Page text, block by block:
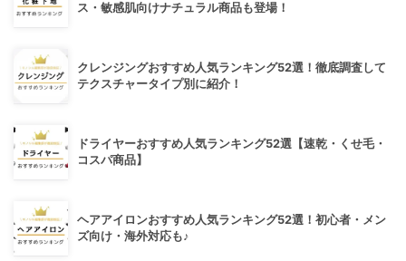
ス・敏感肌向けナチュラル商品も登場！
クレンジングおすすめ人気ランキング52選！徹底調査して
テクスチャータイプ別に紹介！
ドライヤーおすすめ人気ランキング52選【速乾・くせ毛・
コスパ商品】
ヘアアイロンおすすめ人気ランキング52選！初心者・メン
ズ向け・海外対応も♪